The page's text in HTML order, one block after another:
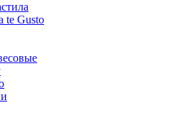
te Gusto